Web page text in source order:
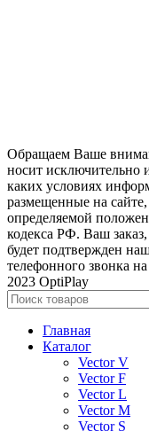
Обращаем Ваше
носит исключительно
каких условиях
размещенные на
определяемой
кодекса РФ. Ваш
будет подтвержден
телефонного звонка
2023 OptiPlay
Главная
Каталог
Vector V
Vector F
Vector L
Vector M
Vector S